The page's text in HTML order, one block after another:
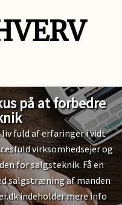
på at forbedre
fuld af erfaringer i vidt
virksomhedsejer og
for salgsteknik. Få en
salgstræning af manden
indeholder mere info